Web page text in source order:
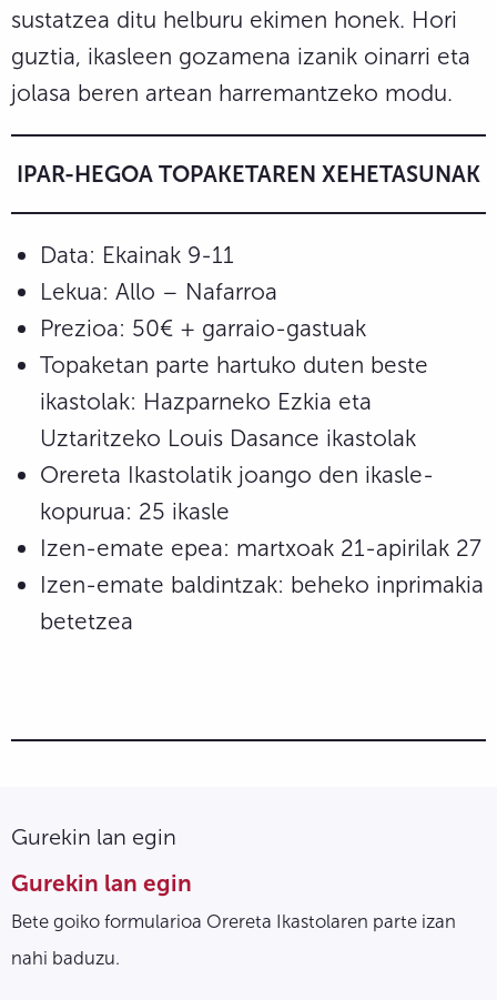
sustatzea ditu helburu ekimen honek. Hori
guztia, ikasleen gozamena izanik oinarri eta
jolasa beren artean harremantzeko modu.
IPAR-HEGOA TOPAKETAREN XEHETASUNAK
Data: Ekainak 9-11
Lekua: Allo – Nafarroa
Prezioa: 50€ + garraio-gastuak
Topaketan parte hartuko duten beste
ikastolak: Hazparneko Ezkia eta
Uztaritzeko Louis Dasance ikastolak
Orereta Ikastolatik joango den ikasle-
kopurua: 25 ikasle
Izen-emate epea: martxoak 21-apirilak 27
Izen-emate baldintzak: beheko inprimakia
betetzea
Gurekin lan egin
Gurekin lan egin
Bete goiko formularioa Orereta Ikastolaren parte izan
nahi baduzu.